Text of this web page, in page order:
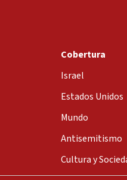
Cobertura
Israel
Estados Unidos
Mundo
Antisemitismo
Cultura y